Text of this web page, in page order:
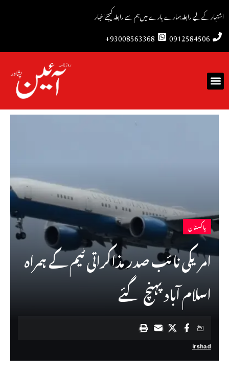
اشتہار کے لیے رابطہہمارے بارے میںہم سے رابطہ کیجئےاخبار
0912584506
93008563368+
پاکستان
امریکی نائب صدر مذاکراتی ٹیم کے ہمراہ
اسلام آباد پہنچ گئے
irshad